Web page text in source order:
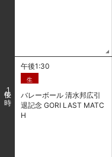
1
午後1:30
生
バレーボール 清水邦広引
退記念 GORI LAST MATC
H